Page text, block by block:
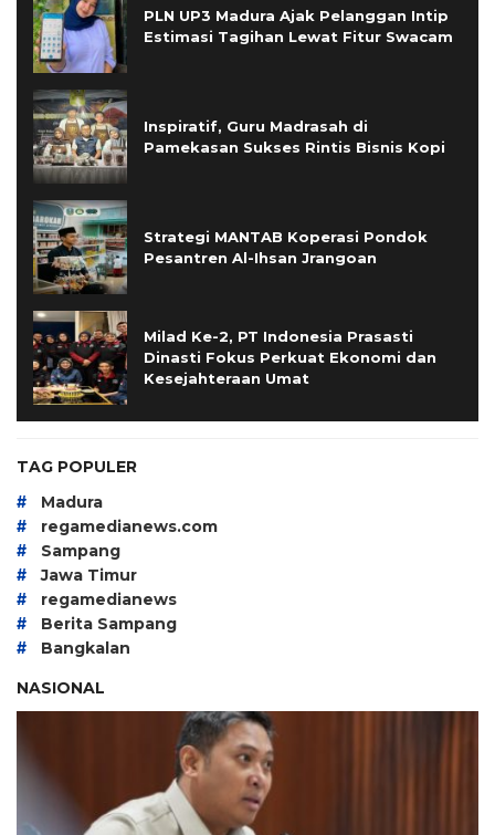
PLN UP3 Madura Ajak Pelanggan Intip
Estimasi Tagihan Lewat Fitur Swacam
Inspiratif, Guru Madrasah di
Pamekasan Sukses Rintis Bisnis Kopi
Strategi MANTAB Koperasi Pondok
Pesantren Al-Ihsan Jrangoan
Milad Ke-2, PT Indonesia Prasasti
Dinasti Fokus Perkuat Ekonomi dan
Kesejahteraan Umat
TAG POPULER
# Madura
# regamedianews.com
# Sampang
# Jawa Timur
# regamedianews
# Berita Sampang
#
Bangkalan
NASIONAL